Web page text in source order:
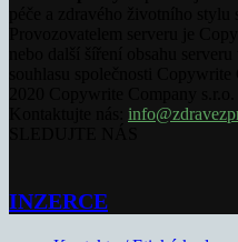
INZERCE